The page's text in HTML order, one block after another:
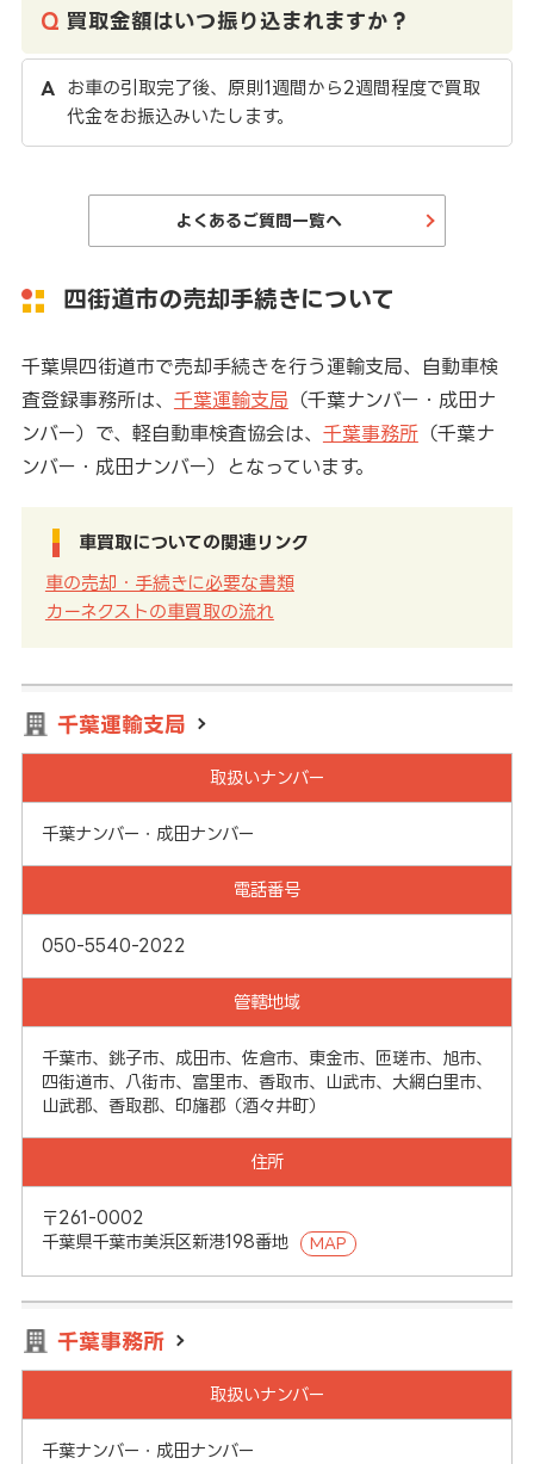
買取金額はいつ振り込まれますか？
お車の引取完了後、原則1週間から2週間程度で買取
代金をお振込みいたします。
よくあるご質問一覧へ
四街道市の売却手続きについて
千葉県四街道市で売却手続きを行う運輸支局、自動車検
査登録事務所は、 千葉運輸支局 （千葉ナンバー・成田ナ
ンバー）で、軽自動車検査協会は、 千葉事務所（千葉ナ
ンバー・成田ナンバー）となっています。
車買取についての関連リンク
車の売却・手続きに必要な書類
カーネクストの車買取の流れ
千葉運輸支局
取扱いナンバー
千葉ナンバー・成田ナンバー
電話番号
050-5540-2022
管轄地域
千葉市、銚子市、成田市、佐倉市、東金市、匝瑳市、旭市、
四街道市、八街市、富里市、香取市、山武市、大網白里市、
山武郡、香取郡、印旛郡（酒々井町）
住所
〒261-0002
千葉県千葉市美浜区新港198番地
MAP
千葉事務所
取扱いナンバー
千葉ナンバー・成田ナンバー